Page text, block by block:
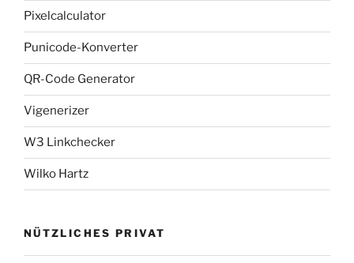
Pixelcalculator
Punicode-Konverter
QR-Code Generator
Vigenerizer
W3 Linkchecker
Wilko Hartz
NÜTZLICHES PRIVAT